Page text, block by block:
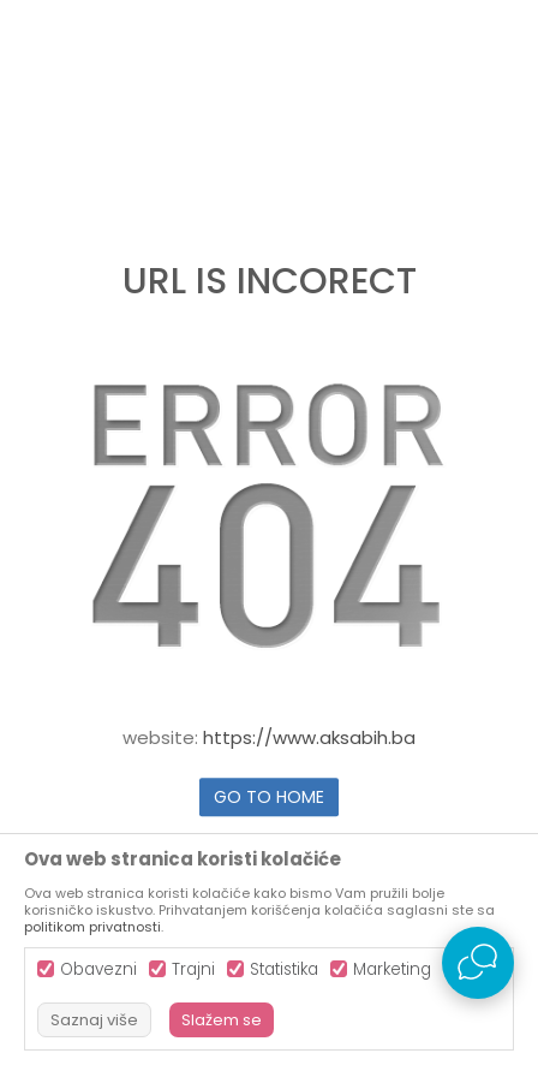
URL IS INCORECT
website: https://www.aksabih.ba
GO TO HOME
Ova web stranica koristi kolačiće
Ova web stranica koristi kolačiće kako bismo Vam pružili bolje
korisničko iskustvo. Prihvatanjem korišćenja kolačića saglasni ste sa
politikom privatnosti.
Obavezni Trajni Statistika Marketing
Saznaj više Slažem se